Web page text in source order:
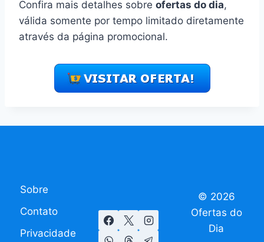
Confira mais detalhes sobre ofertas do dia,
válida somente por tempo limitado diretamente
através da página promocional.
Sobre
Contato
Privacidade
© 2026
Ofertas do
Dia